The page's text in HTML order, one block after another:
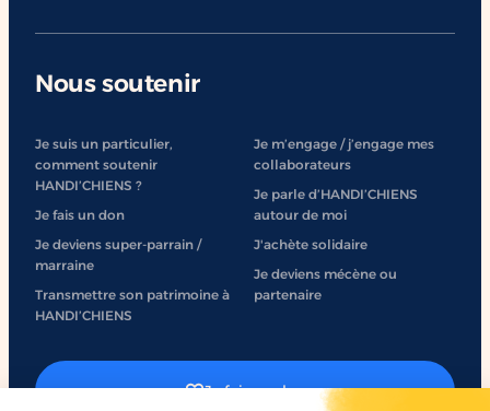
Nous soutenir
Je suis un particulier,
comment soutenir
HANDI’CHIENS ?
Je fais un don
Je deviens super-parrain /
marraine
Transmettre son patrimoine à
HANDI’CHIENS
Je m’engage / j’engage mes
collaborateurs
Je parle d’HANDI’CHIENS
autour de moi
J'achète solidaire
Je deviens mécène ou
partenaire
Je fais un don